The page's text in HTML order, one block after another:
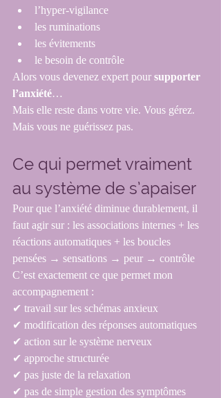
l’hyper-vigilance
les ruminations
les évitements
le besoin de contrôle
Alors vous devenez expert pour supporter
l’anxiété…
Mais elle reste dans votre vie. Vous gérez.
Mais vous ne guérissez pas.
Ce qui permet vraiment
au système de s’apaiser
Pour que l’anxiété diminue durablement, il
faut agir sur : les associations internes + les
réactions automatiques + les boucles
pensées → sensations → peur → contrôle
C’est exactement ce que permet mon
accompagnement :
✔ travail sur les schémas anxieux
✔ modification des réponses automatiques
✔ action sur le système nerveux
✔ approche structurée
✔ pas juste de la relaxation
✔ pas de simple gestion des symptômes